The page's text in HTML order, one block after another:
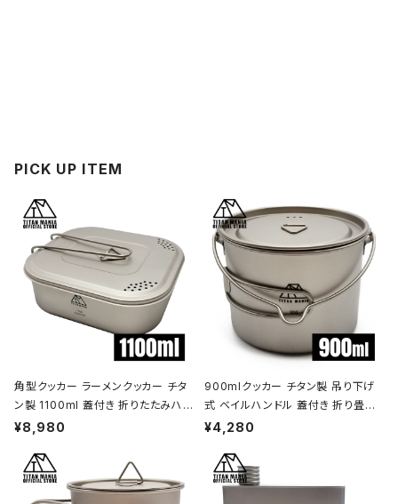
PICK UP ITEM
角型クッカー ラーメンクッカー チタ
ン製 1100ml 蓋付き 折りたたみハン
ドル付 超軽量 頑丈 直火OK 鍋 フラ
ンプ アウトドア キャンプ用品 収納袋
付き
¥8,980
900mlクッカー チタン製 吊り下げ
式 ベイルハンドル 蓋付き 折り畳み
ハンドル付き 超軽量 頑丈 直火OK
プ BBQ バーベキュー アウトドア キ
ャンプ用品 収納袋付き
¥4,280